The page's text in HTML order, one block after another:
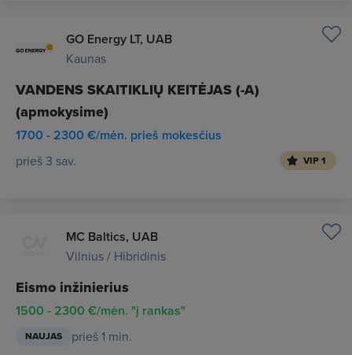
GO Energy LT, UAB
Kaunas
VANDENS SKAITIKLIŲ KEITĖJAS (-A)
(apmokysime)
1700 - 2300 €/mėn. prieš mokesčius
prieš 3 sav. VIP 1
MC Baltics, UAB
Vilnius / Hibridinis
Eismo inžinierius
1500 - 2300 €/mėn. "į rankas"
NAUJAS prieš 1 min.